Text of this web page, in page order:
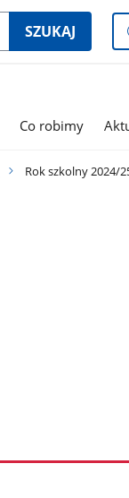
SZUKAJ
Co robimy
Rok szkolny 2024/